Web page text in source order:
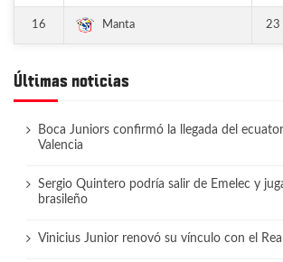
16 Manta 23
Últimas noticias
Boca Juniors confirmó la llegada del
Valencia
Sergio Quintero podría salir de Emelec y
brasileño
Vinicius Junior renovó su vínculo con el